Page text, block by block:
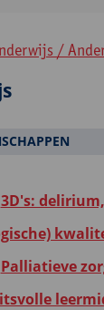
/
3D's:
Palliatieve